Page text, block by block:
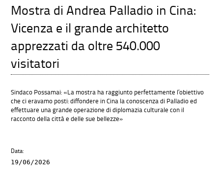
Mostra di Andrea Palladio in Cina:
Vicenza e il grande architetto
apprezzati da oltre 540.000
visitatori
Sindaco Possamai: «La mostra ha raggiunto perfettamente l’obiettivo
che ci eravamo posti: diffondere in Cina la conoscenza di Palladio ed
effettuare una grande operazione di diplomazia culturale con il
racconto della città e delle sue bellezze»
Data:
19/06/2026